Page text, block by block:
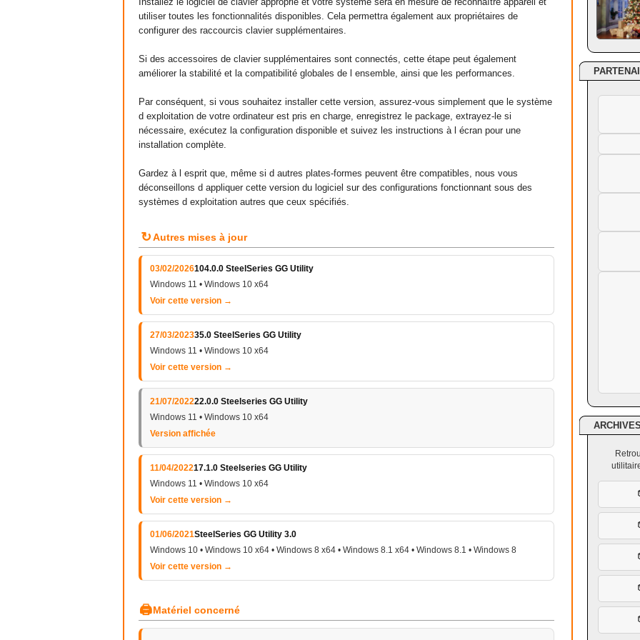
utiliser toutes les fonctionnalités disponibles. Cela permettra également aux propriétaires de
configurer des raccourcis clavier supplémentaires.
Si des accessoires de clavier supplémentaires sont connectés, cette étape peut également
améliorer la stabilité et la compatibilité globales de l ensemble, ainsi que les performances.
Par conséquent, si vous souhaitez installer cette version, assurez-vous simplement que le système
d exploitation de votre ordinateur est pris en charge, enregistrez le package, extrayez-le si
nécessaire, exécutez la configuration disponible et suivez les instructions à l écran pour une
installation complète.
Gardez à l esprit que, même si d autres plates-formes peuvent être compatibles, nous vous
déconseillons d appliquer cette version du logiciel sur des configurations fonctionnant sous des
systèmes d exploitation autres que ceux spécifiés.
↻Autres mises à jour
03/02/2026104.0.0 SteelSeries GG Utility
Windows 11 • Windows 10 x64
Voir cette version →
27/03/202335.0 SteelSeries GG Utility
Windows 11 • Windows 10 x64
Voir cette version →
21/07/202222.0.0 Steelseries GG Utility
Windows 11 • Windows 10 x64
Version affichée
11/04/202217.1.0 Steelseries GG Utility
Windows 11 • Windows 10 x64
Voir cette version →
01/06/2021SteelSeries GG Utility 3.0
Windows 10 • Windows 10 x64 • Windows 8 x64 • Windows 8.1 x64 • Windows 8.1 • Windows 8
Voir cette version →
🖨Matériel concerné